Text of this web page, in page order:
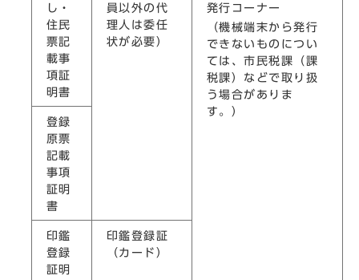
し・
住民
票記
載事
項証
明書
員以外の代
理人は委任
状が必要）
発行コーナー
（機械端末から発行
できないものについ
ては、市民税課（課
税課）などで取り扱
う場合がありま
す。）
登録
原票
記載
事項
証明
書
印鑑
登録
証明
印鑑登録証
（カード）